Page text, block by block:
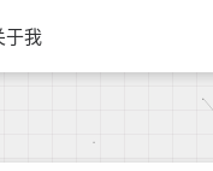
于我